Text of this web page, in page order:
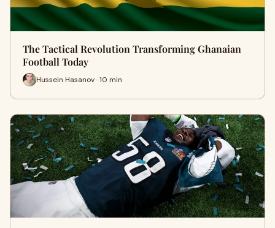
The Tactical Revolution Transforming Ghanaian
Football Today
Hussein Hasanov · 10 min